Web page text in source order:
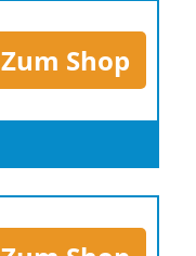
Zum Shop